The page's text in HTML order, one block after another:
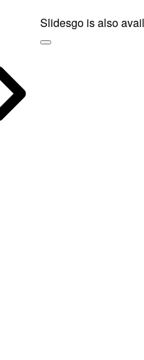
Slidesgo is also